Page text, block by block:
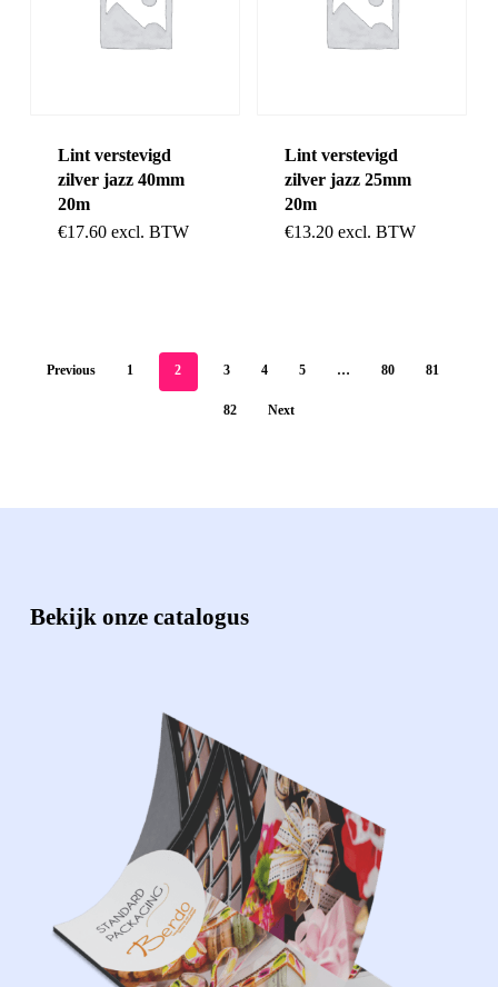
Lint verstevigd
zilver jazz 40mm
20m
€17.60 excl. BTW
Lint verstevigd
zilver jazz 25mm
20m
€13.20 excl. BTW
Previous 1 2 3 4 5 … 80 81
82 Next
Bekijk onze catalogus